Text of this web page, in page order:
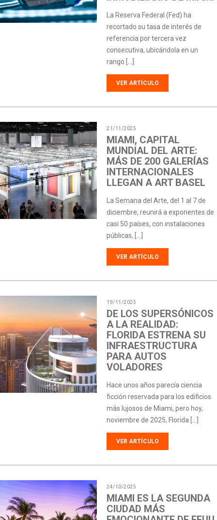
La Reserva Federal (Fed) ha
recortado su tasa de interés de
referencia por tercera vez
consecutiva, ubicándola en un
rango […]
VER ARTÍCULO
21/11/2025
MIAMI, CAPITAL
MUNDIAL DEL ARTE:
MÁS DE 200 GALERÍAS
INTERNACIONALES
LLEGAN A ART BASEL
La Semana del Arte, del 1 al 7 de
diciembre, reunirá a exponentes de
casi 50 países, con instalaciones
públicas, […]
VER ARTÍCULO
19/11/2025
DE LOS SUPERSÓNICOS
A LA REALIDAD:
FLORIDA ESTRENA SU
INFRAESTRUCTURA
PARA AUTOS
VOLADORES
Hace unos años parecía ciencia
ficción reservada para los edificios
más lujosos de Miami, pero hoy,
noviembre de 2025, Florida […]
VER ARTÍCULO
24/10/2025
MIAMI ES LA SEGUNDA
CIUDAD MÁS